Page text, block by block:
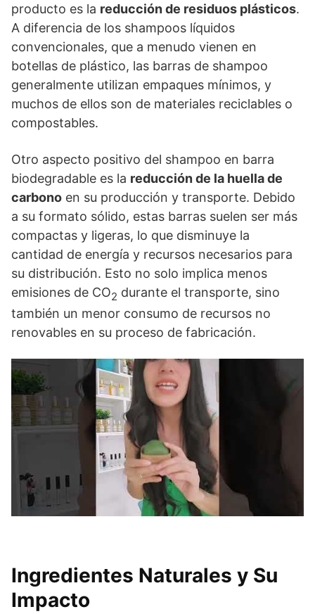
producto es la reducción de residuos plásticos.
A diferencia de los shampoos líquidos
convencionales, que a menudo vienen en
botellas de plástico, las barras de shampoo
generalmente utilizan empaques mínimos, y
muchos de ellos son de materiales reciclables o
compostables.
Otro aspecto positivo del shampoo en barra
biodegradable es la reducción de la huella de
carbono en su producción y transporte. Debido
a su formato sólido, estas barras suelen ser más
compactas y ligeras, lo que disminuye la
cantidad de energía y recursos necesarios para
su distribución. Esto no solo implica menos
emisiones de CO2 durante el transporte, sino
también un menor consumo de recursos no
renovables en su proceso de fabricación.
Ingredientes Naturales y Su
Impacto